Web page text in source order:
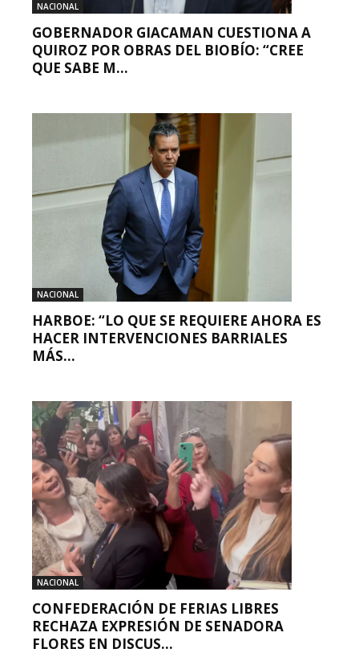
NACIONAL
GOBERNADOR GIACAMAN CUESTIONA A
QUIROZ POR OBRAS DEL BIOBÍO: “CREE
QUE SABE M...
NACIONAL
HARBOE: “LO QUE SE REQUIERE AHORA ES
HACER INTERVENCIONES BARRIALES
MÁS...
NACIONAL
CONFEDERACIÓN DE FERIAS LIBRES
RECHAZA EXPRESIÓN DE SENADORA
FLORES EN DISCUS...